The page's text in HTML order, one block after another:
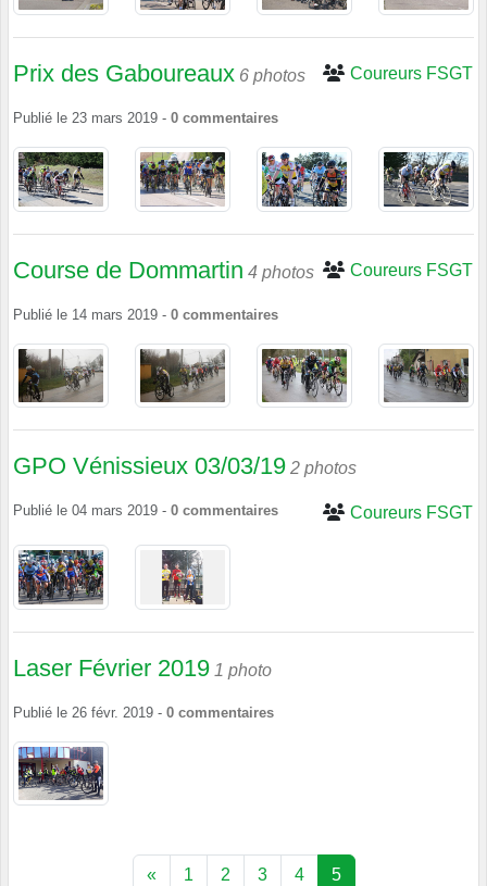
Prix des Gaboureaux 6 photos Coureurs FSGT
Publié le 23 mars 2019 - 0 commentaires
Course de Dommartin 4 photos Coureurs FSGT
Publié le 14 mars 2019 - 0 commentaires
GPO Vénissieux 03/03/19 2 photos
Coureurs FSGT
Publié le 04 mars 2019 - 0 commentaires
Laser Février 2019 1 photo
Publié le 26 févr. 2019 - 0 commentaires
« 1 2 3 4 5